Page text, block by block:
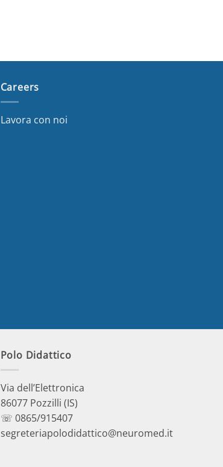
Careers
Lavora con noi
Polo Didattico
Via dell’Elettronica
86077 Pozzilli (IS)
☏ 0865/915407
segreteriapolodidattico@neuromed.it